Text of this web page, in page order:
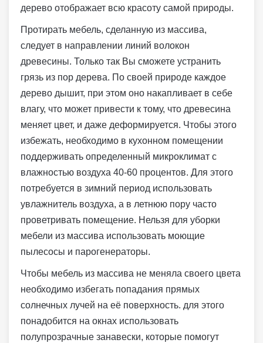
дерево отображает всю красоту самой природы.
Протирать мебель, сделанную из массива,
следует в направлении линий волокон
древесины. Только так Вы сможете устранить
грязь из пор дерева. По своей природе каждое
дерево дышит, при этом оно накапливает в себе
влагу, что может привести к тому, что древесина
меняет цвет, и даже деформируется. Чтобы этого
избежать, необходимо в кухонном помещении
поддерживать определенный микроклимат с
влажностью воздуха 40-60 процентов. Для этого
потребуется в зимний период использовать
увлажнитель воздуха, а в летнюю пору часто
проветривать помещение. Нельзя для уборки
мебели из массива использовать моющие
пылесосы и парогенераторы.
Чтобы мебель из массива не меняла своего цвета
необходимо избегать попадания прямых
солнечных лучей на её поверхность. для этого
понадобится на окнах использовать
полупрозрачные занавески, которые помогут